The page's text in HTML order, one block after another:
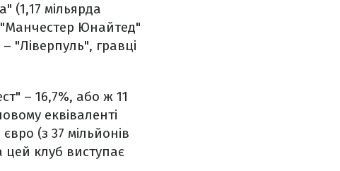
(1,17 мільярда
"Манчестер Юнайтед"
"Ліверпуль", гравці
– 16,7%, або ж 11
еквіваленті
(з 37 мільйонів
цей клуб виступає